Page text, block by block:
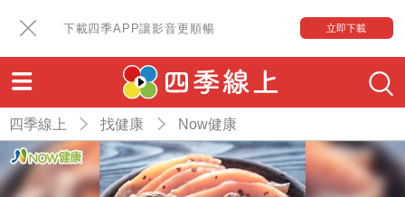
下載四季APP讓影音更順暢 立即下載
四季線上 找健康 Now健康